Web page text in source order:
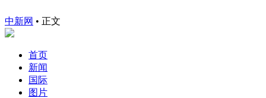
中新网 • 正文
首页
新闻
国际
图片